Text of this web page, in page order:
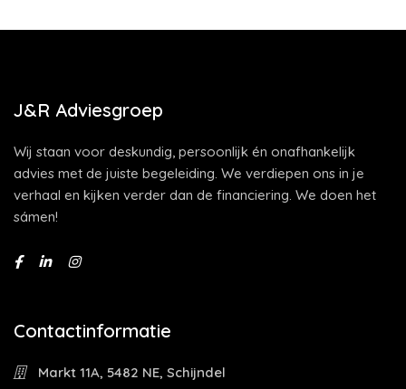
J&R Adviesgroep
Wij staan voor deskundig, persoonlijk én onafhankelijk
advies met de juiste begeleiding. We verdiepen ons in je
verhaal en kijken verder dan de financiering. We doen het
sámen!
Contactinformatie
Markt 11A, 5482 NE, Schijndel